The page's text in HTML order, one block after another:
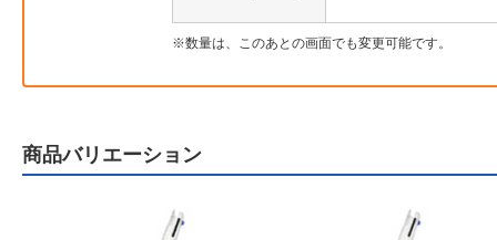
数量は、このあとの画面でも変更可能です。
商品バリエーション